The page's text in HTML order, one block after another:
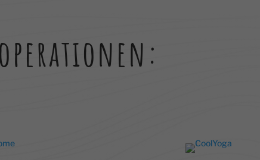
und sind für die einwandfreie